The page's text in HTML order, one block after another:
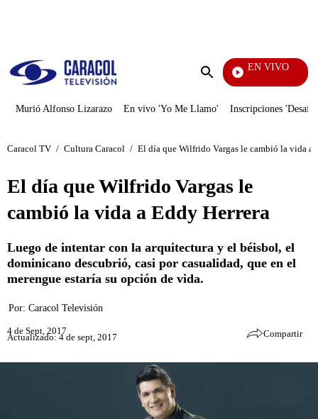
Enviar
EN VIVO
Televentas
Murió Alfonso Lizarazo En vivo 'Yo Me Llamo' Inscripciones
Caracol TV / Cultura Caracol / El día que Wilfrido Vargas le cambió la vida a
El día que Wilfrido Vargas le
cambió la vida a Eddy Herrera
Luego de intentar con la arquitectura y el béisbol, el
dominicano descubrió, casi por casualidad, que en el
merengue estaría su opción de vida.
Por: Caracol Televisión
4 de Sept, 2017
Actualizado: 4 de sept, 2017 Compartir